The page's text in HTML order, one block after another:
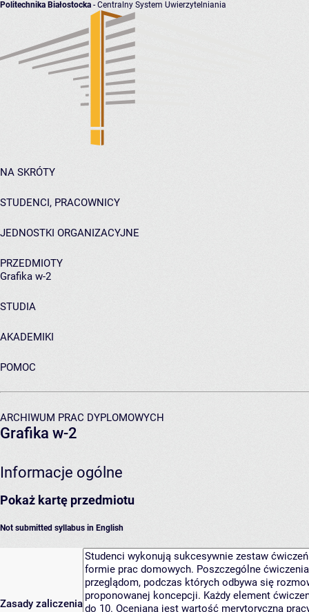
Politechnika Białostocka - Centralny System Uwierzytelniania
NA SKRÓTY
STUDENCI, PRACOWNICY
JEDNOSTKI ORGANIZACYJNE
PRZEDMIOTY
Grafika w-2
STUDIA
AKADEMIKI
POMOC
ARCHIWUM PRAC DYPLOMOWYCH
Grafika w-2
Informacje ogólne
Pokaż kartę przedmiotu
Not submitted syllabus in English
Zasady zaliczenia